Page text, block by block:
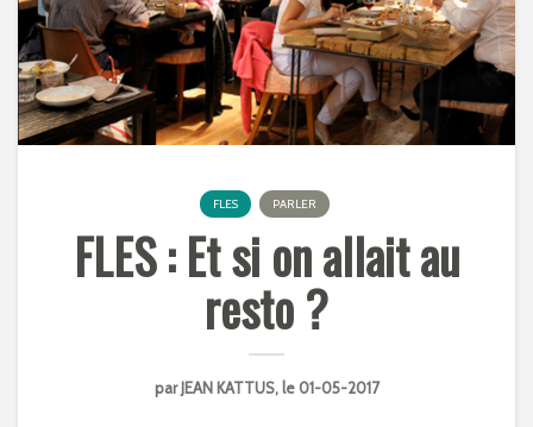
FLES PARLER
FLES : Et si on allait au
resto ?
parJEAN KATTUS, le 01-05-2017